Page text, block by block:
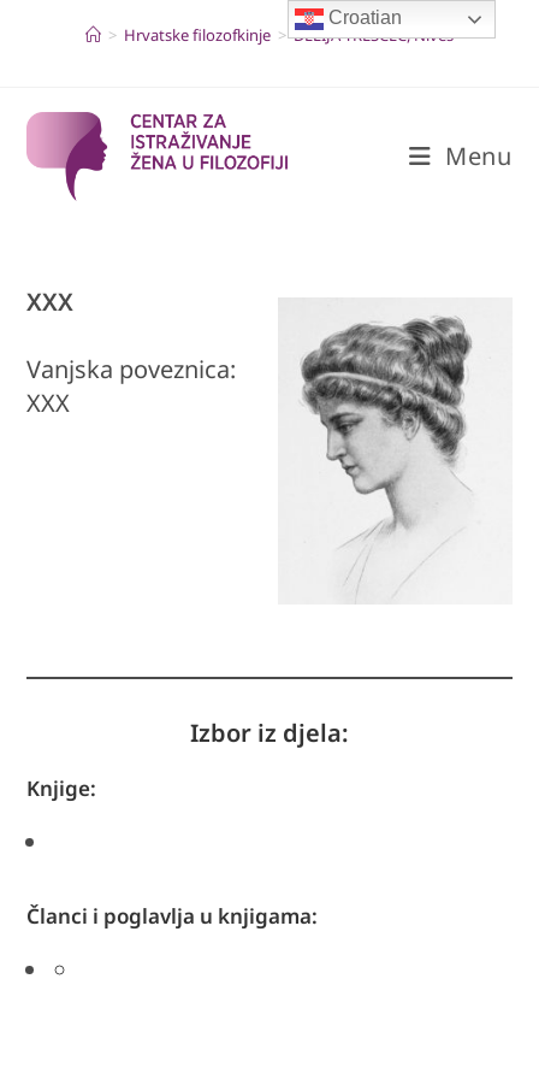
> Hrvatske filozofkinje > DELIJA TREŠĆEC, Nives
Menu
XXX
Vanjska poveznica:
XXX
Izbor iz djela:
Knjige:
Članci i poglavlja u knjigama:
Croatian